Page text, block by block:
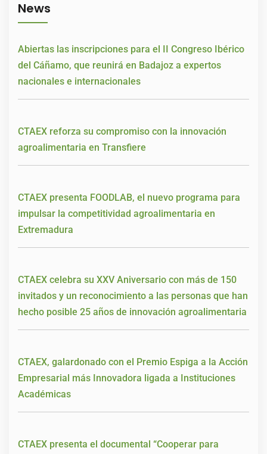
News
Abiertas las inscripciones para el II Congreso Ibérico
del Cáñamo, que reunirá en Badajoz a expertos
nacionales e internacionales
CTAEX reforza su compromiso con la innovación
agroalimentaria en Transfiere
CTAEX presenta FOODLAB, el nuevo programa para
impulsar la competitividad agroalimentaria en
Extremadura
CTAEX celebra su XXV Aniversario con más de 150
invitados y un reconocimiento a las personas que han
hecho posible 25 años de innovación agroalimentaria
CTAEX, galardonado con el Premio Espiga a la Acción
Empresarial más Innovadora ligada a Instituciones
Académicas
CTAEX presenta el documental “Cooperar para